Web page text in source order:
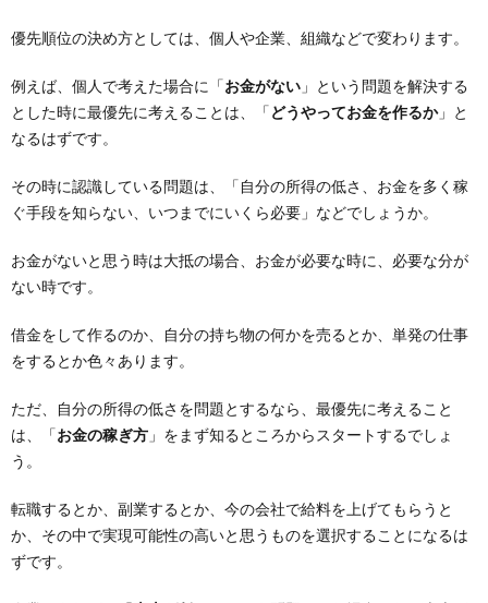
優先順位の決め方としては、個人や企業、組織などで変わります。
例えば、個人で考えた場合に「お金がない 」という問題を解決する
とした時に最優先に考えることは、「どうやってお金を作るか」と
なるはずです。
その時に認識している問題は、「自分の所得の低さ、お金を多く稼
ぐ手段を知らない、いつまでにいくら必要」などでしょうか。
お金がないと思う時は大抵の場合、お金が必要な時に、必要な分が
ない時です。
借金をして作るのか、自分の持ち物の何かを売るとか、単発の仕事
をするとか色々あります。
ただ、自分の所得の低さを問題とするなら、最優先に考えること
は、「お金の稼ぎ方 」をまず知るところからスタートするでしょ
う。
転職するとか、副業するとか、今の会社で給料を上げてもらうと
か、その中で実現可能性の高いと思うものを選択することになるは
ずです。